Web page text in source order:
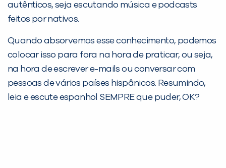
autênticos, seja escutando música e podcasts
feitos por nativos.
Quando absorvemos esse conhecimento, podemos
colocar isso para fora na hora de praticar, ou seja,
na hora de escrever e-mails ou conversar com
pessoas de vários países hispânicos. Resumindo,
leia e escute espanhol SEMPRE que puder, OK?